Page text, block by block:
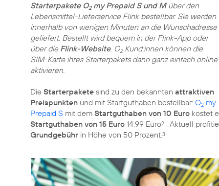
Starterpakete O2my Prepaid S und Müber den
Lebensmittel-Lieferservice Flink bestellbar. Sie werden
innerhalb von wenigen Minuten an die Wunschadresse
geliefert. Bestellt wird bequem in der Flink-App oder
über die Flink-Website. O2Kund:innen können die
SIM-Karte ihres Starterpakets dann ganz einfach online
aktivieren.
Die Starterpakete sind zu den bekannten attraktiven
Preispunkten und mit Startguthaben bestellbar: O2 my
Prepaid S mit dem Startguthaben von 10 Euro kostet
Startguthaben von 15 Euro 14,99 Euro2 . Aktuell
Grundgebühr in Höhe von 50 Prozent.3